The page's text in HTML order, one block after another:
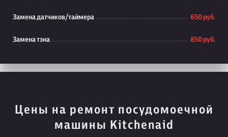
Замена датчиков/таймера 650 руб.
Замена тэна 850 руб.
Цены на ремонт посудомоечной
машины Kitchenaid